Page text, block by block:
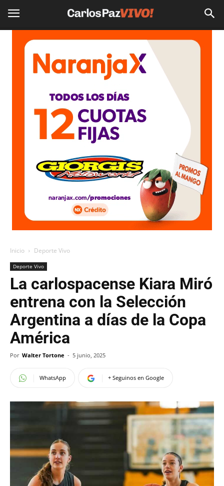
Inicio Deporte Vivo
Deporte Vivo
La carlospacense Kiara Miró
entrena con la Selección
Argentina a días de la Copa
América
Por Walter Tortone - 5 junio, 2025
WhatsApp + Seguinos en Google